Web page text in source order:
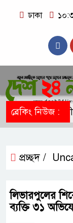
ঢাকা
ব্রেকিং নিউজ :
প্রচ্ছদ /
লিভারপুলের
ব্যক্তি ৩১